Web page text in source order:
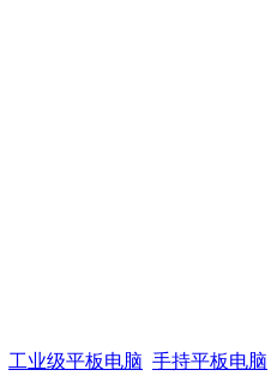
工业级平板电脑 手持平板电脑